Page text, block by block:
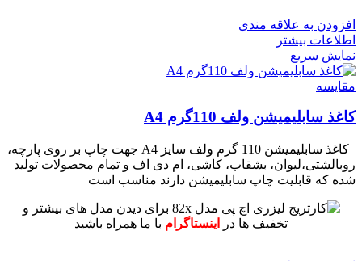
افزودن به علاقه مندی
اطلاعات بیشتر
نمایش سریع
مقايسه
کاغذ سابلیمیشن ولف 110گرم A4
کاغذ سابلیمیشن 110 گرم ولف سایز A4 جهت چاپ بر روی پارچه،
روبالشتی،لیوان، بشقاب، کاشی، ام دی اف و تمام محصولات تولید
شده که قابلیت چاپ سابلیمیشن دارند مناسب است
برای دیدن مدل های بیشتر و
تخفیف ها در
اینستاگرام با ما همراه باشید